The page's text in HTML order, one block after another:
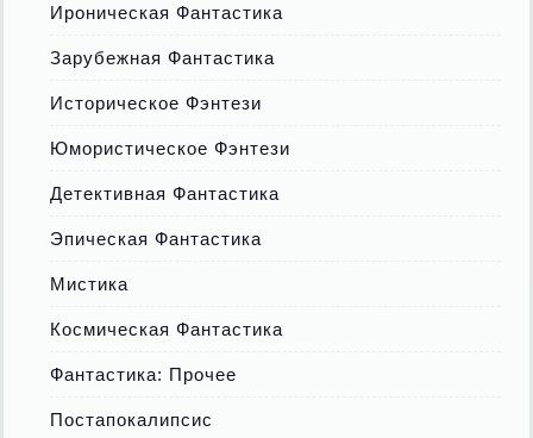
Ироническая Фантастика
Зарубежная Фантастика
Историческое Фэнтези
Юмористическое Фэнтези
Детективная Фантастика
Эпическая Фантастика
Мистика
Космическая Фантастика
Фантастика: Прочее
Постапокалипсис